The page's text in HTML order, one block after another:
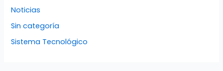
Noticias
Sin categoría
Sistema Tecnológico